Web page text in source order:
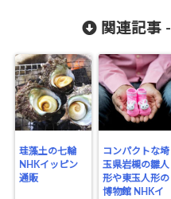
関連記事 -
珪藻土の七輪
NHKイッピン
通販
コンパクトな埼
玉県岩槻の雛人
形や東玉人形の
博物館 NHKイ